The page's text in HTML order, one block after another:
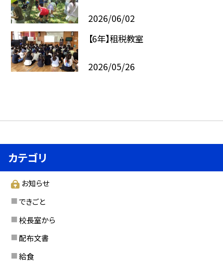
2026/06/02
【6年】租税教室
2026/05/26
カテゴリ
お知らせ
できごと
校長室から
配布文書
給食